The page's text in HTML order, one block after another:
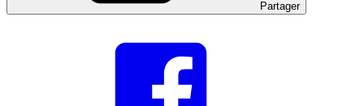
Partager